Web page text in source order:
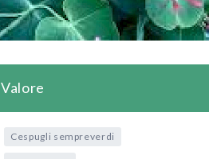
Valore
Cespugli sempreverdi